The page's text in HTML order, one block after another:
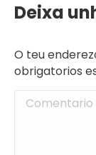
Deixa
O teu
obrigatorios
Comentario